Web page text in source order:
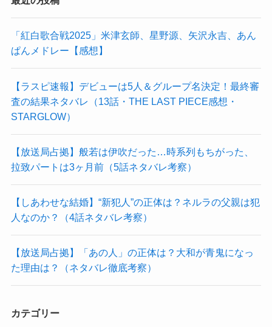
「紅白歌合戦2025」米津玄師、星野源、矢沢永吉、あん
ぱんメドレー【感想】
【ラスピ速報】デビューは5人＆グループ名決定！最終審
査の結果ネタバレ（13話・THE LAST PIECE感想・
STARGLOW）
【放送局占拠】般若は伊吹だった…時系列もちがった、
拉致パートは3ヶ月前（5話ネタバレ考察）
【しあわせな結婚】“新犯人”の正体は？ネルラの父親は犯
人なのか？（4話ネタバレ考察）
【放送局占拠】「あの人」の正体は？大和が青鬼になっ
た理由は？（ネタバレ徹底考察）
カテゴリー